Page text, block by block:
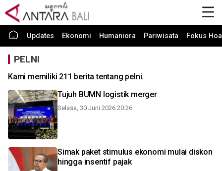
Updates Ekonomi Humaniora Pariwisata Fokus
PELNI
Kami memiliki 211 berita tentang pelni.
Tujuh BUMN logistik merger
Selasa, 30 Juni 2026 20:26
Simak paket stimulus ekonomi mulai diskon
hingga insentif pajak